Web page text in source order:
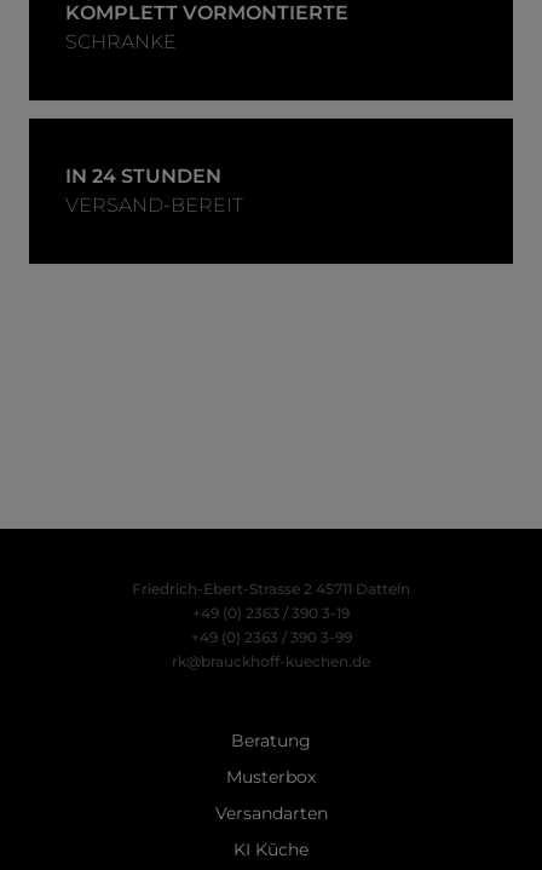
KOMPLETT VORMONTIERTE
SCHRANKE
IN 24 STUNDEN
VERSAND-BEREIT
Friedrich-Ebert-Strasse 2 45711 Datteln
+49 (0) 2363 / 390 3-19
+49 (0) 2363 / 390 3-99
rk@brauckhoff-kuechen.de
Beratung
Musterbox
Versandarten
KI Küche